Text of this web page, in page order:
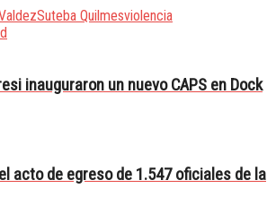
Suteba Quilmesviolencia
inauguraron un nuevo CAPS en Dock
acto de egreso de 1.547 oficiales de la